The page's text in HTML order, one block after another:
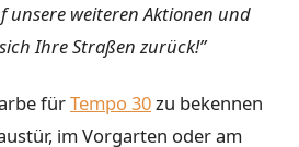
unsere weiteren Aktionen und
Ihre Straßen zurück!”
fürTempo 30zu bekennen
im Vorgarten oder am